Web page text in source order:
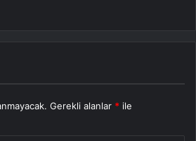
Gerekli alanlar * ile